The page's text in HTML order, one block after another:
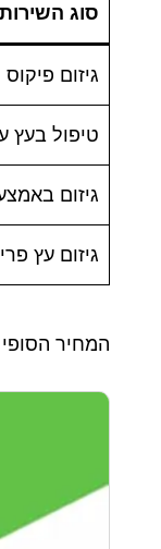
סוג השירות
גיזום פיקוס
טיפול בעץ עד 4
גיזום
גיזום עץ פרי
המחיר